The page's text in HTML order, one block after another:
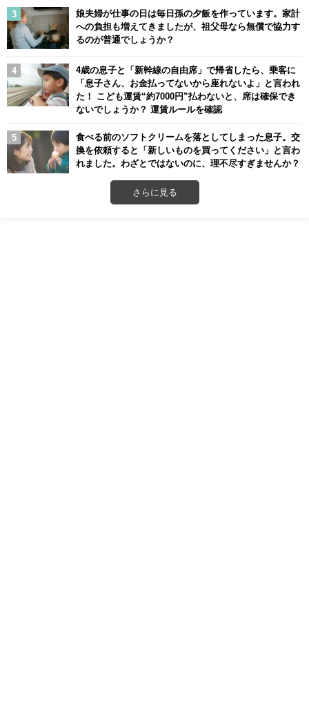
娘夫婦が仕事の日は毎日孫の夕飯を作っています。家計
への負担も増えてきましたが、祖父母なら無償で協力す
るのが普通でしょうか？
4歳の息子と「新幹線の自由席」で帰省したら、乗客に
「息子さん、お金払ってないから座れないよ」と言われ
た！ こども運賃“約7000円”払わないと、席は確保でき
ないでしょうか？ 運賃ルールを確認
食べる前のソフトクリームを落としてしまった息子。交
換を依頼すると「新しいものを買ってください」と言わ
れました。わざとではないのに、理不尽すぎませんか？
さらに見る